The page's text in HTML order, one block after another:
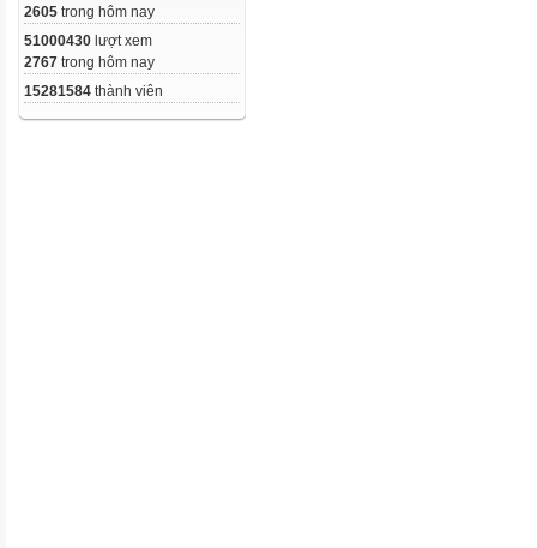
2605 trong hôm nay
51000430 lượt xem
2767 trong hôm nay
15281584 thành viên